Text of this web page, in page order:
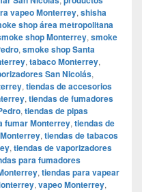
vapeo Monterrey, shisha
shop área metropolitana
shop Monterrey, smoke
, smoke shop Santa
, tabaco Monterrey,
San Nicolás,
, tiendas de accesorios
, tiendas de fumadores
, tiendas de pipas
fumar Monterrey, tiendas de
, tiendas de tabacos
, tiendas de vaporizadores
para fumadores
, tiendas para vapear
, vapeo Monterrey,